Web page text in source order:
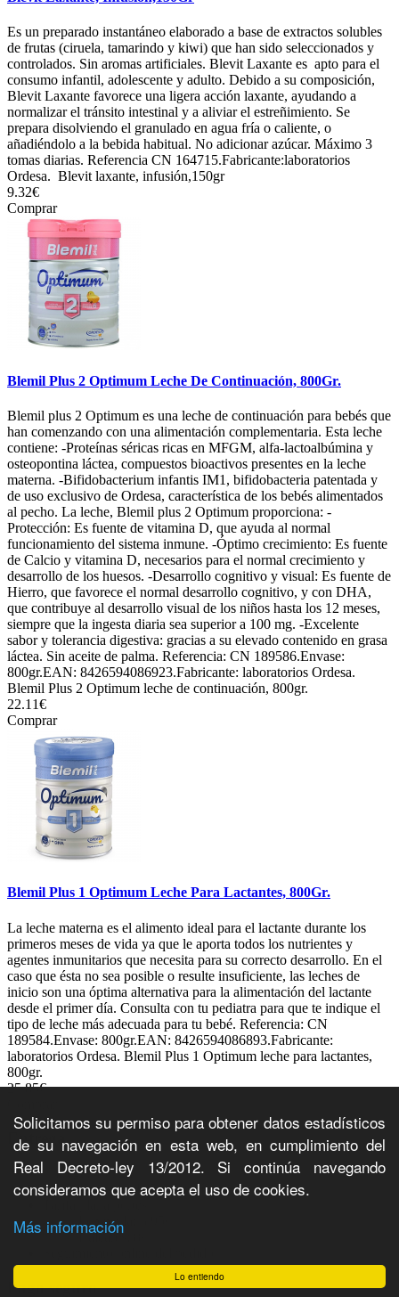
Lo entiendo
Solicitamos su permiso para obtener datos estadísticos
de su navegación en esta web, en cumplimiento del
Real Decreto-ley 13/2012. Si continúa navegando
consideramos que acepta el uso de cookies.
Más información
Es un preparado instantáneo elaborado a base de extractos solubles
de frutas (ciruela, tamarindo y kiwi) que han sido seleccionados y
controlados. Sin aromas artificiales. Blevit Laxante es apto para el
consumo infantil, adolescente y adulto. Debido a su composición,
Blevit Laxante favorece una ligera acción laxante, ayudando a
normalizar el tránsito intestinal y a aliviar el estreñimiento. Se
prepara disolviendo el granulado en agua fría o caliente, o
añadiéndolo a la bebida habitual. No adicionar azúcar. Máximo 3
tomas diarias. Referencia CN 164715.Fabricante:laboratorios
Ordesa. Blevit laxante, infusión,150gr
9.32€
Comprar
Blemil Plus 2 Optimum Leche De Continuación, 800Gr.
Blemil plus 2 Optimum es una leche de continuación para bebés que
han comenzando con una alimentación complementaria. Esta leche
contiene: -Proteínas séricas ricas en MFGM, alfa-lactoalbúmina y
osteopontina láctea, compuestos bioactivos presentes en la leche
materna. -Bifidobacterium infantis IM1, bifidobacteria patentada y
de uso exclusivo de Ordesa, característica de los bebés alimentados
al pecho. La leche, Blemil plus 2 Optimum proporciona: -
Protección: Es fuente de vitamina D, que ayuda al normal
funcionamiento del sistema inmune. -Óptimo crecimiento: Es fuente
de Calcio y vitamina D, necesarios para el normal crecimiento y
desarrollo de los huesos. -Desarrollo cognitivo y visual: Es fuente de
Hierro, que favorece el normal desarrollo cognitivo, y con DHA,
que contribuye al desarrollo visual de los niños hasta los 12 meses,
siempre que la ingesta diaria sea superior a 100 mg. -Excelente
sabor y tolerancia digestiva: gracias a su elevado contenido en grasa
láctea. Sin aceite de palma. Referencia: CN 189586.Envase:
800gr.EAN: 8426594086923.Fabricante: laboratorios Ordesa.
Blemil Plus 2 Optimum leche de continuación, 800gr.
22.11€
Comprar
Blemil Plus 1 Optimum Leche Para Lactantes, 800Gr.
La leche materna es el alimento ideal para el lactante durante los
primeros meses de vida ya que le aporta todos los nutrientes y
agentes inmunitarios que necesita para su correcto desarrollo. En el
caso que ésta no sea posible o resulte insuficiente, las leches de
inicio son una óptima alternativa para la alimentación del lactante
desde el primer día. Consulta con tu pediatra para que te indique el
tipo de leche más adecuada para tu bebé. Referencia: CN
189584.Envase: 800gr.EAN: 8426594086893.Fabricante:
laboratorios Ordesa. Blemil Plus 1 Optimum leche para lactantes,
800gr.
25.85€
Entrega
Entrega: 48/72h
Envío gratis desde 59€ (Península)
Peninsula: 3.95€
Baleares: 8€
Pago seguro